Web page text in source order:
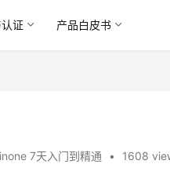
证 产品白皮书
7天入门到精通 • 1608